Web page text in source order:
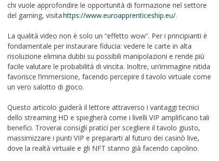
chi vuole approfondire le opportunità di formazione nel settore
del gaming, visitahttps://www.euroapprenticeship.eu/.
La qualità video non è solo un “effetto wow”. Per i principianti è
fondamentale per instaurare fiducia: vedere le carte in alta
risoluzione elimina dubbi su possibili manipolazioni e rende più
facile valutare le probabilità di vincita. Inoltre, un’immagine nitida
favorisce l’immersione, facendo percepire il tavolo virtuale come
un vero salotto di gioco.
Questo articolo guiderà il lettore attraverso i vantaggi tecnici
dello streaming HD e spiegherà come i livelli VIP amplificano tali
benefici. Troverai consigli pratici per scegliere il tavolo giusto,
massimizzare i punti VIP e prepararti al futuro dei casinò live,
dove la realtà virtuale e gli NFT stanno già facendo capolino.